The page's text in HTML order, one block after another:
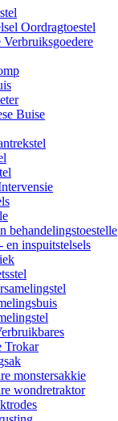
Oordragtoestel
Buise
behandelingstoestelle
en inspuitstelsels
Trokar
monstersakkie
wondretraktor